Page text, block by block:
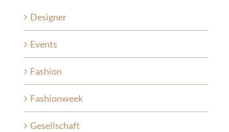
Designer
Events
Fashion
Fashionweek
Gesellschaft